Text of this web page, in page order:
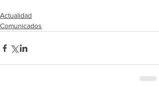
Actualidad
Comunicados